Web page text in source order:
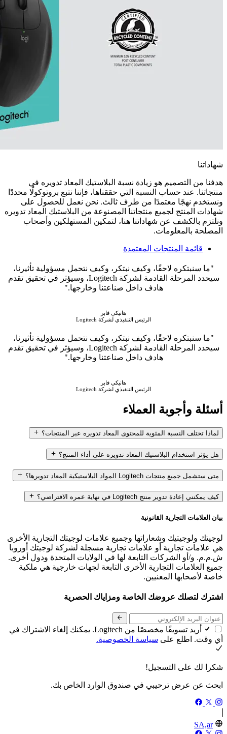
شهاداتنا
هدفنا من التصميم هو زيادة نسبة البلاستيك المعاد تدويره في
منتجاتنا. عند حساب النسبة التي حققناها، فإننا نتبع بروتوكولًا محددًا
ونستخدم نهجًا معتمدًا من طرف ثالث. نحن نعمل للحصول على
شهادات المنتج لجميع منتجاتنا المصنوعة من البلاستيك المعاد تدويره
ونلتزم بالكشف عن شهاداتنا هنا، لتمكين المستهلكين وأصحاب
المصلحة بالمعلومات.
قائمة المنتجات المعتمدة
"ما سنبتكره لاحقًا، وكيف نبتكر، وكيف نتحمل مسؤولية تأثيرنا،
سيحدد المرحلة القادمة لشركة Logitech، وسيؤثر في تحقيق تقدم
هادف داخل صناعتنا وخارجها."
هانيكي فابر
الرئيس التنفيذي لشركة Logitech
"ما سنبتكره لاحقًا، وكيف نبتكر، وكيف نتحمل مسؤولية تأثيرنا،
سيحدد المرحلة القادمة لشركة Logitech، وسيؤثر في تحقيق تقدم
هادف داخل صناعتنا وخارجها."
هانيكي فابر
الرئيس التنفيذي لشركة Logitech
أسئلة وأجوبة العملاء
لماذا تختلف النسبة المئوية للمحتوى المعاد تدويره عبر المنتجات؟
هل يؤثر استخدام البلاستيك المعاد تدويره على أداء المنتج؟
متى ستشمل جميع منتجات Logitech المواد البلاستيكية المعاد تدويرها؟
كيف يمكنني إعادة تدوير منتج Logitech في نهاية عمره الافتراضي؟
بيان العلامات التجارية القانونية
لوجيتك ولوجيتيك وشعاراتها وجميع علامات لوجيتك التجارية الأخرى
هي علامات تجارية أو علامات تجارية مسجلة لشركة لوجيتك أوروبا
ش.م.م. و/أو الشركات التابعة لها في الولايات المتحدة ودول أخرى.
جميع العلامات التجارية الأخرى التابعة لجهات خارجية هي ملكية
خاصة لأصحابها المعنيين.
اشترك لتصلك عروضك الخاصة ومزاياك الحصرية
أريد تسويقًا مخصصًا من Logitech. يمكنك إلغاء الاشتراك في
أي وقت. اطلع على سياسة الخصوصية.
شكرا لك على التسجيل!
ابحث عن عرض ترحيبي في صندوق الوارد الخاص بك.
SA,ar